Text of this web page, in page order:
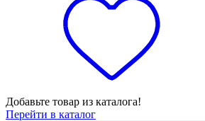
Добавьте товар из каталога!
Перейти в каталог